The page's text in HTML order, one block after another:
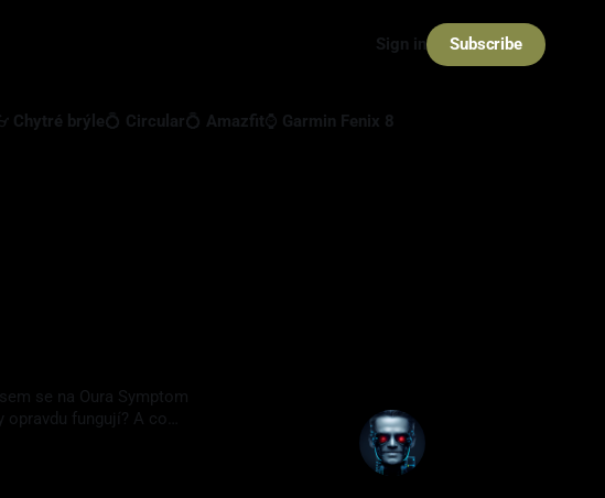
Chytré brýle💍 Circular💍 Amazfit⌚ Garmin Fenix 8
Sign in Subscribe
se na Oura Symptom
opravdu fungují? A co